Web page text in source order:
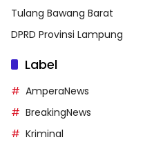
Tulang Bawang Barat
DPRD Provinsi Lampung
Label
AmperaNews
BreakingNews
Kriminal